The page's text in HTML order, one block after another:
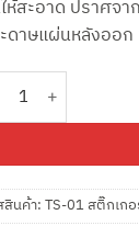
ห้สะอาด ปราศจา
ดาษแผ่นหลังออก
สินค้า:TS-01 สติ๊กเก